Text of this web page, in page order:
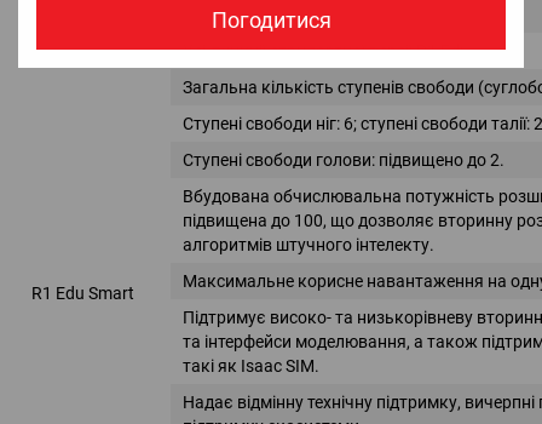
Погодитися
R1 Edu Smart
Усі функції стандартної версії R1 Edu.
Загальна кількість ступенів свободи
Ступені свободи ніг: 6; ступені свободи
Ступені свободи голови: підвищено до 2.
Вбудована обчислювальна потужність
підвищена до 100, що дозволяє вторинну
алгоритмів штучного інтелекту.
Максимальне корисне навантаження на
Підтримує високо- та низькорівневу
та інтерфейси моделювання, а також
такі як Isaac SIM.
Надає відмінну технічну підтримку,